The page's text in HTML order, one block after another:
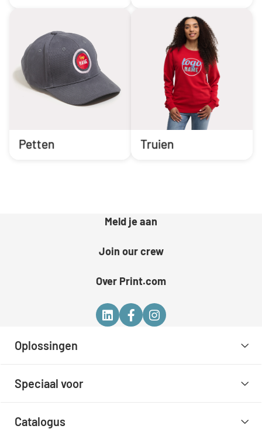
Petten Truien
Meld je aan
Join our crew
Over Print.com
Oplossingen
Speciaal voor
Catalogus